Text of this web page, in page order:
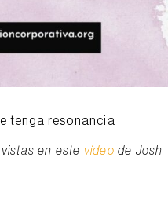
tenga resonancia
en este vídeo de Josh